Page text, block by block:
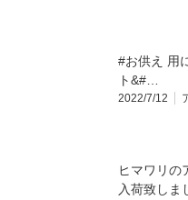
#お供え 用
ト&#…
2022/7/12
ヒマワリの
入荷致し